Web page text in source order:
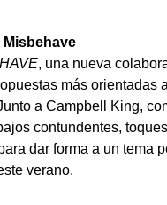
Misbehave
, una nueva
más orientadas
a Campbell King,
contundentes,
dar forma a un tema
verano.